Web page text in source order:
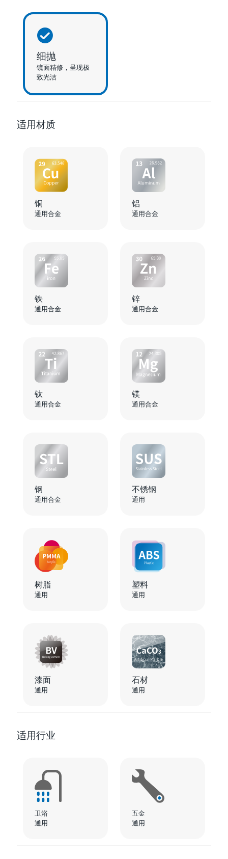
细抛
镜面精修，呈现极
致光洁
适用材质
铜
通用合金
铝
通用合金
铁
通用合金
锌
通用合金
钛
通用合金
镁
通用合金
钢
通用合金
不锈钢
通用
树脂
通用
塑料
通用
漆面
通用
石材
通用
适用行业
卫浴
通用
五金
通用